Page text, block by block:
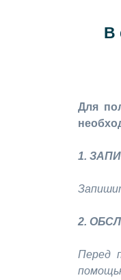
В
Для
1.
2.
Перед